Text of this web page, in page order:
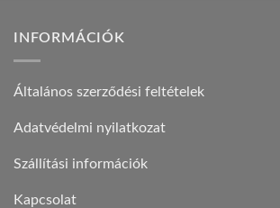
INFORMÁCIÓK
Általános szerződési feltételek
Adatvédelmi nyilatkozat
Szállítási információk
Kapcsolat